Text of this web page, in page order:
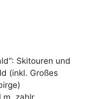
Skitouren und
(inkl. Großes
zahlr.